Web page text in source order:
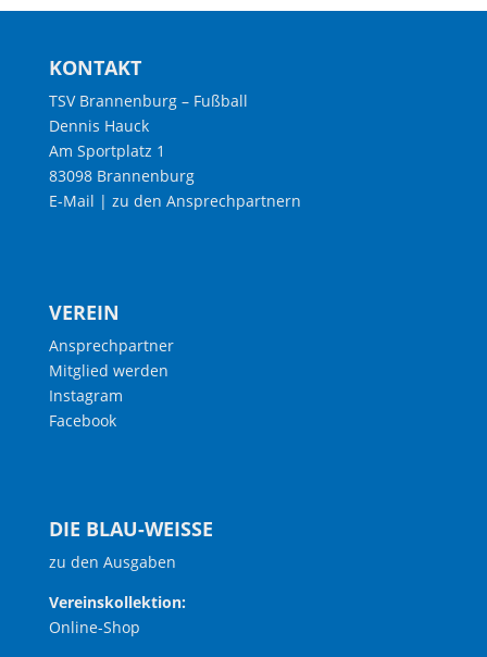
KONTAKT
TSV Brannenburg – Fußball
Dennis Hauck
Am Sportplatz 1
83098 Brannenburg
E-Mail | zu den Ansprechpartnern
VEREIN
Ansprechpartner
Mitglied werden
Instagram
Facebook
DIE BLAU-WEISSE
zu den Ausgaben
Vereinskollektion:
Online-Shop